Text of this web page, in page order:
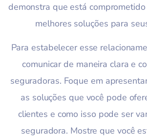
demonstra que está
melhores soluções para
Para estabelecer esse
comunicar de maneira clara e
seguradoras. Foque em
as soluções que você pode
clientes e como isso pode ser
seguradora. Mostre que você